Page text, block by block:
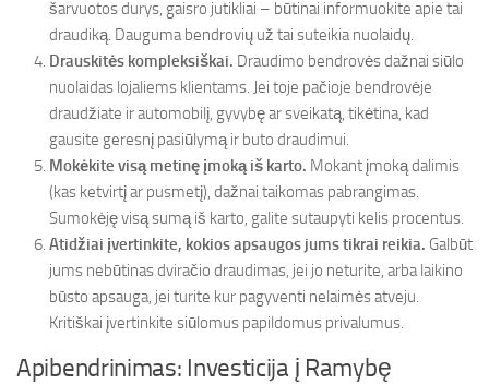
šarvuotos durys, gaisro jutikliai – būtinai informuokite apie tai
draudiką. Dauguma bendrovių už tai suteikia nuolaidų.
Drauskitės kompleksiškai. Draudimo bendrovės dažnai siūlo
nuolaidas lojaliems klientams. Jei toje pačioje bendrovėje
draudžiate ir automobilį, gyvybę ar sveikatą, tikėtina, kad
gausite geresnį pasiūlymą ir buto draudimui.
Mokėkite visą metinę įmoką iš karto. Mokant įmoką dalimis
(kas ketvirtį ar pusmetį), dažnai taikomas pabrangimas.
Sumokėję visą sumą iš karto, galite sutaupyti kelis procentus.
Atidžiai įvertinkite, kokios apsaugos jums tikrai reikia. Galbūt
jums nebūtinas dviračio draudimas, jei jo neturite, arba laikino
būsto apsauga, jei turite kur pagyventi nelaimės atveju.
Kritiškai įvertinkite siūlomus papildomus privalumus.
Apibendrinimas: Investicija į Ramybę